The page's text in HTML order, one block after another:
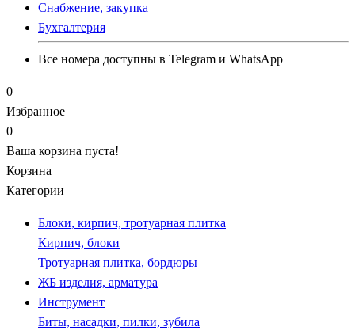
Cнабжение, закупка
Бухгалтерия
Все номера доступны в Telegram и WhatsApp
0
Избранное
0
Ваша корзина пуста!
Корзина
Категории
Блоки, кирпич, тротуарная плитка
Кирпич, блоки
Тротуарная плитка, бордюры
ЖБ изделия, арматура
Инструмент
Биты, насадки, пилки, зубила